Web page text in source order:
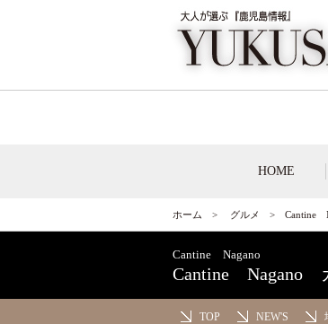
HOME
ホーム > グルメ > Cantine
Cantine Nagano
Cantine Nagano
TOP NEW'S